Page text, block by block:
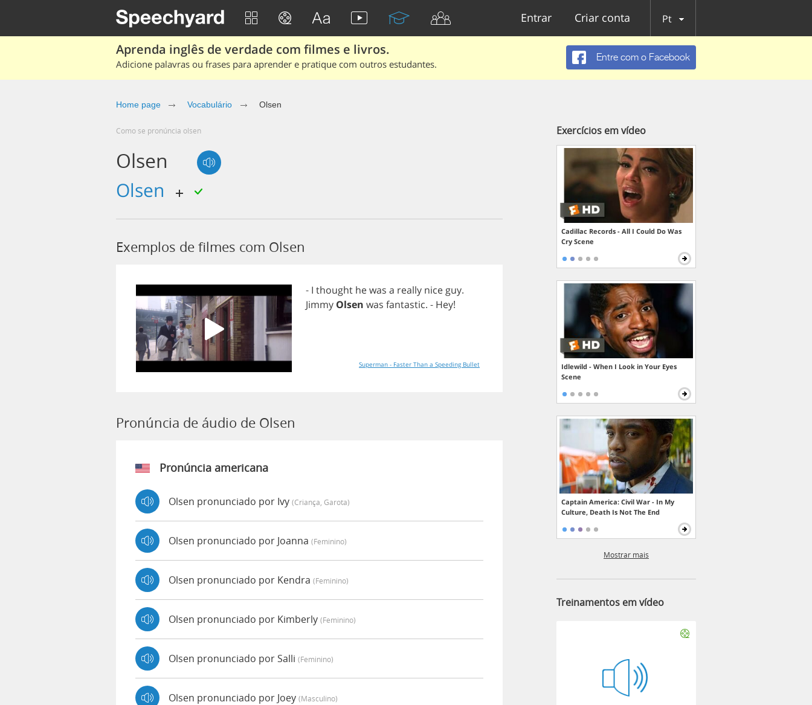
Entrar Criar conta Pt
Aprenda inglês de verdade com filmes e livros.
Adicione palavras ou frases para aprender e pratique com outros estudantes.
Entre com o Facebook
Home page Vocabulário Olsen
Como se pronúncia olsen
Olsen
Olsen
Exemplos de filmes com Olsen
- I thought hewas a really nice guy.
Jimmy Olsen was fantastic. - Hey!
Superman - Faster Than a Speeding Bullet
Pronúncia de áudio de Olsen
Pronúncia americana
Olsen pronunciado por Ivy (criança, Garota)
Olsen pronunciado por Joanna (feminino)
Olsen pronunciado por Kendra (feminino)
Olsen pronunciado por Kimberly (feminino)
Olsen pronunciado por Salli (feminino)
Olsen pronunciado por Joey (masculino)
Exercícios em vídeo
Cadillac Records - All I Could Do Was
Cry Scene
Idlewild - When I Look in Your Eyes
Scene
Captain America: Civil War - In My
Culture, Death Is Not The End
Mostrar mais
Treinamentos em vídeo